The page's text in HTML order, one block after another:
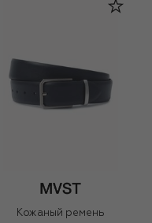
Кожаный ремень